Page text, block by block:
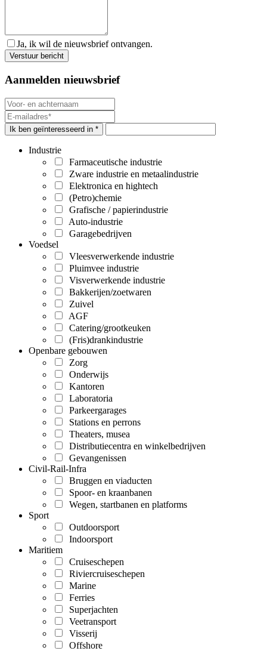
Ja, ik wil de nieuwsbrief ontvangen.
Aanmelden nieuwsbrief
Ik ben geïnteresseerd in *
Industrie
Farmaceutische industrie
Zware industrie en metaalindustrie
Elektronica en hightech
(Petro)chemie
Grafische / papierindustrie
Auto-industrie
Garagebedrijven
Voedsel
Vleesverwerkende industrie
Pluimvee industrie
Visverwerkende industrie
Bakkerijen/zoetwaren
Zuivel
AGF
Catering/grootkeuken
(Fris)drankindustrie
Openbare gebouwen
Zorg
Onderwijs
Kantoren
Laboratoria
Parkeergarages
Stations en perrons
Theaters, musea
Distributiecentra en winkelbedrijven
Gevangenissen
Civil-Rail-Infra
Bruggen en viaducten
Spoor- en kraanbanen
Wegen, startbanen en platforms
Sport
Outdoorsport
Indoorsport
Maritiem
Cruiseschepen
Riviercruiseschepen
Marine
Ferries
Superjachten
Veetransport
Visserij
Offshore